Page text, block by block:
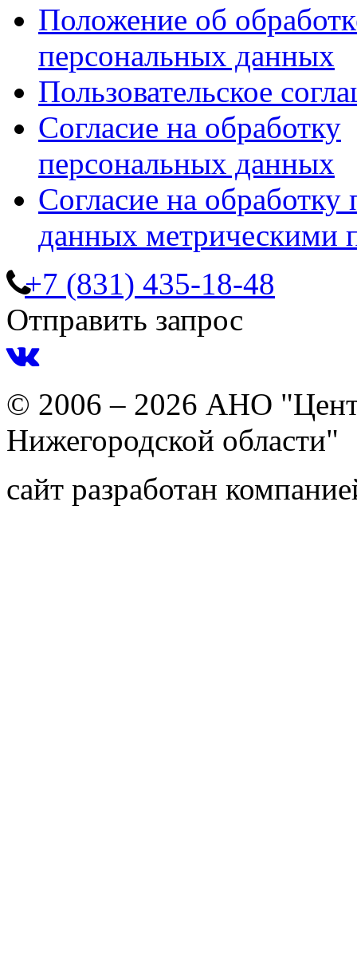
Положение об
персональных данных
Пользовательское
Согласие на обработку
персональных данных
Согласие на обработку
данных метрическими
+7 (831) 435-18-48
Отправить запрос
© 2006 – 2026 АНО
Нижегородской области"
сайт разработан